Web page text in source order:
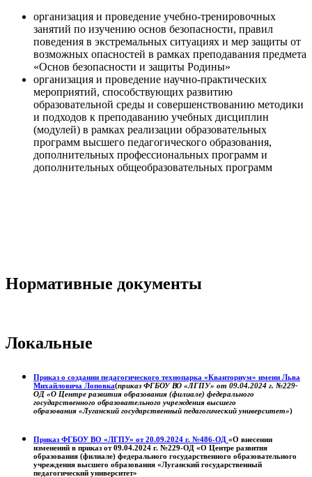
организация и проведение учебно-тренировочных
занятий по изучению основ безопасности, правил
поведения в экстремальных ситуациях и мер защиты от
возможных опасностей в рамках преподавания предмета
«Основ безопасности и защиты Родины»
организация и проведение научно-практических
мероприятий, способствующих развитию
образовательной среды и совершенствованию методики
и подходов к преподаванию учебных дисциплин
(модулей) в рамках реализации образовательных
программ высшего педагогического образования,
дополнительных профессиональных программ и
дополнительных общеобразовательных программ
Нормативные документы
Локальные
Приказ о создании педагогического технопарка «Кванториум» имени Льва
Михайловича Лоповка(приказ ФГБОУ ВО «ЛГПУ» от 09.04.2024 г. №229-
ОД «О Центре развития образования (филиале) федерального
государственного образовательного учреждения высшего
образования «Луганский государственный педагогический университет»)
Приказ ФГБОУ ВО «ЛГПУ» от 20.09.2024 г. №486-ОД «О внесении
изменений в приказ от 09.04.2024 г. №229-ОД «О Центре развития
образования (филиале) федерального государственного образовательного
учреждения высшего образования «Луганский государственный
педагогический университет»